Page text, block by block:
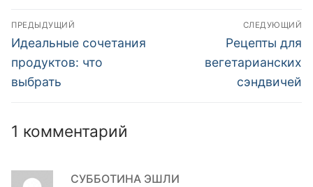
Навигация
по
записям
ПРЕДЫДУЩИЙ
Предыдущая
запись:
Идеальные сочетания
продуктов: что
выбрать
СЛЕДУЮЩИЙ
Следующая
запись:
Рецепты для
вегетарианских
сэндвичей
1 комментарий
СУББОТИНА ЭШЛИ